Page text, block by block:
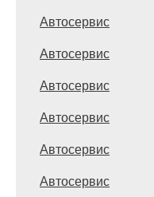
Автосервис
Автосервис
Автосервис
Автосервис
Автосервис
Автосервис